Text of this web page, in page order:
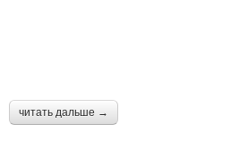
читать дальше →